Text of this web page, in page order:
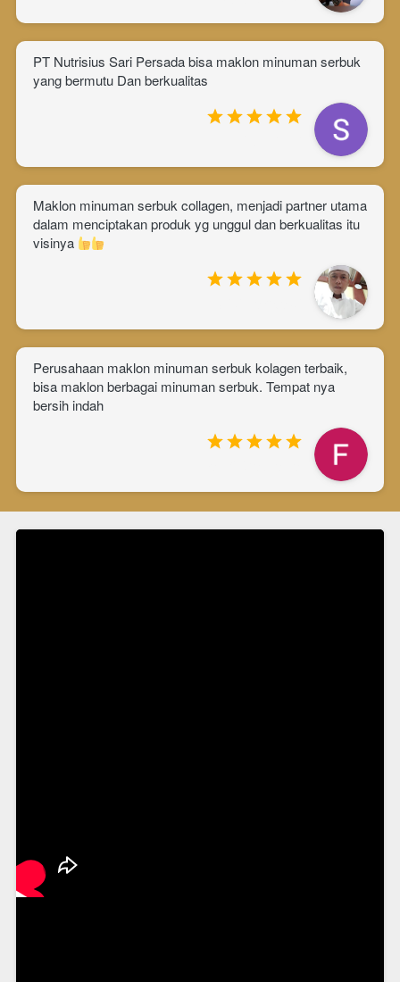
PT Nutrisius Sari Persada bisa maklon minuman serbuk
yang bermutu Dan berkualitas
Maklon minuman serbuk collagen, menjadi partner utama
dalam menciptakan produk yg unggul dan berkualitas itu
visinya
Perusahaan maklon minuman serbuk kolagen terbaik,
bisa maklon berbagai minuman serbuk. Tempat nya
bersih indah